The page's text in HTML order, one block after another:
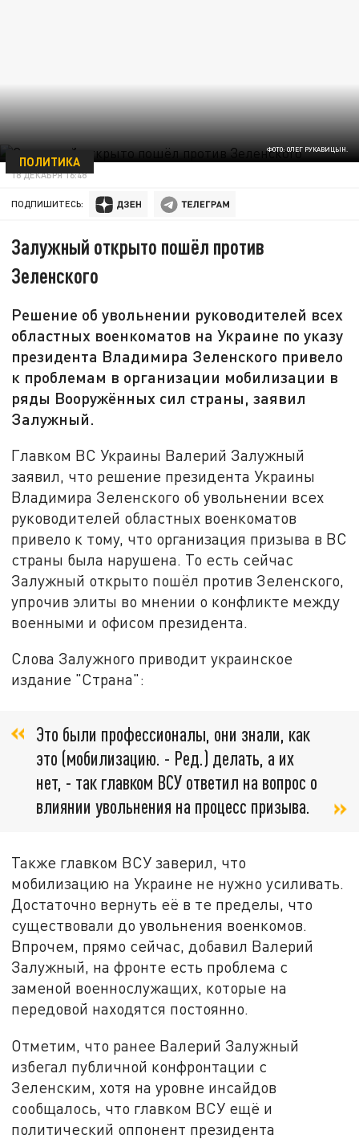
ФОТО: ОЛЕГ РУКАВИЦЫН.
ПОЛИТИКА
18 ДЕКАБРЯ 16:48
ПОДПИШИТЕСЬ:
Залужный открыто пошёл против
Зеленского
Решение об увольнении руководителей всех
областных военкоматов на Украине по указу
президента Владимира Зеленского привело
к проблемам в организации мобилизации в
ряды Вооружённых сил страны, заявил
Залужный.
Главком ВС Украины Валерий Залужный
заявил, что решение президента Украины
Владимира Зеленского об увольнении всех
руководителей областных военкоматов
привело к тому, что организация призыва в ВС
страны была нарушена. То есть сейчас
Залужный открыто пошёл против Зеленского,
упрочив элиты во мнении о конфликте между
военными и офисом президента.
Слова Залужного приводит украинское
издание "Страна":
Это были профессионалы, они знали, как
это (мобилизацию. - Ред.) делать, а их
нет, - так главком ВСУ ответил на вопрос о
влиянии увольнения на процесс призыва.
Также главком ВСУ заверил, что
мобилизацию на Украине не нужно усиливать.
Достаточно вернуть её в те пределы, что
существовали до увольнения военкомов.
Впрочем, прямо сейчас, добавил Валерий
Залужный, на фронте есть проблема с
заменой военнослужащих, которые на
передовой находятся постоянно.
Отметим, что ранее Валерий Залужный
избегал публичной конфронтации с
Зеленским, хотя на уровне инсайдов
сообщалось, что главком ВСУ ещё и
политический оппонент президента